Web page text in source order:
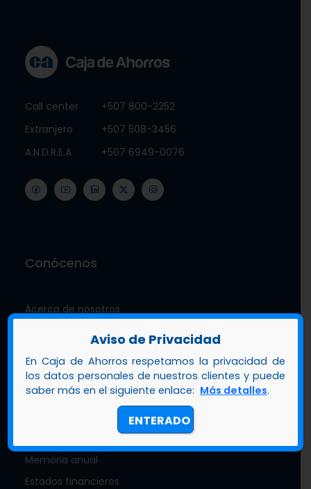
Call center
+507 800-2252
Extranjero
+507 508-3456
A.N.D.R.E.A
+507 6949-0076
Conócenos
Acerca de nosotros
Calificación de riesgo
Sostenibilidad
Nuestra mascota zambo
Documentos de interés
Memoria anual
Estados financieros
Aviso de Privacidad
En Caja de Ahorros respetamos la privacidad de
los datos personales de nuestros clientes y puede
saber más en el siguiente enlace: Más detalles.
ENTERADO